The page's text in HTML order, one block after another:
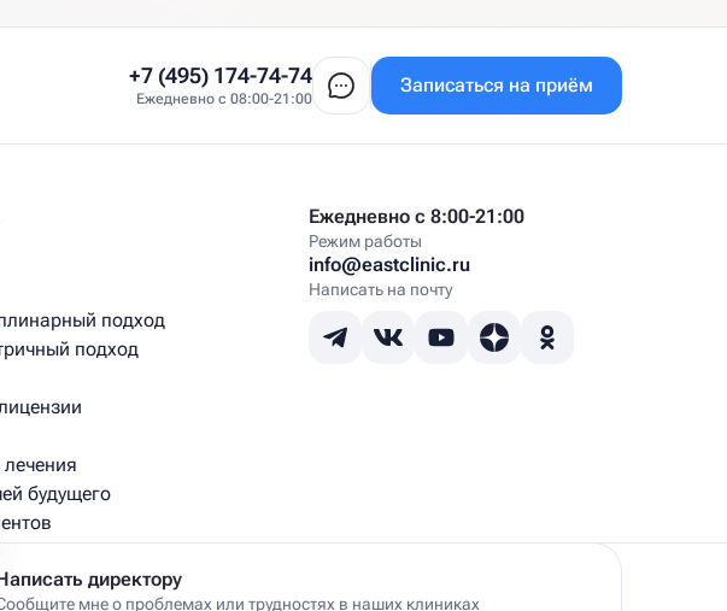
+7 (495) 174-74-74
Ежедневно с 08:00-21:00
Записаться на приём
подход
подход
лечения
будущего
врачей
Ежедневно с 8:00-21:00
Режим работы
info@eastclinic.ru
Написать на почту
директору
мне о проблемах или трудностях в наших клиниках